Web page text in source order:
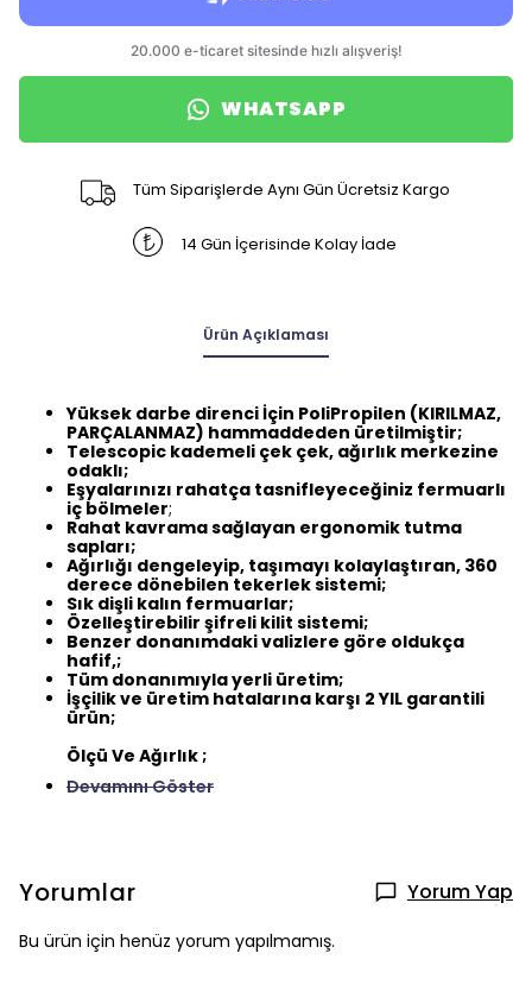
WHATSAPP
Tüm Siparişlerde Aynı Gün Ücretsiz Kargo
14 Gün İçerisinde Kolay İade
Ürün Açıklaması
Yüksek darbe direnci İçin PoliPropilen (KIRILMAZ,
PARÇALANMAZ) hammaddeden üretilmiştir;
Telescopic kademeli çek çek, ağırlık merkezine
odaklı;
Eşyalarınızı rahatça tasnifleyeceğiniz fermuarlı
iç bölmeler;
Rahat kavrama sağlayan ergonomik tutma
sapları;
Ağırlığı dengeleyip, taşımayı kolaylaştıran, 360
derece dönebilen tekerlek sistemi;
Sık dişli kalın fermuarlar;
Özelleştirebilir şifreli kilit sistemi;
Benzer donanımdaki valizlere göre oldukça
hafif,;
Tüm donanımıyla yerli üretim;
İşçilik ve üretim hatalarına karşı 2 YIL garantili
ürün;
Ölçü Ve Ağırlık ;
Devamını Göster
Yorumlar Yorum Yap
Bu ürün için henüz yorum yapılmamış.